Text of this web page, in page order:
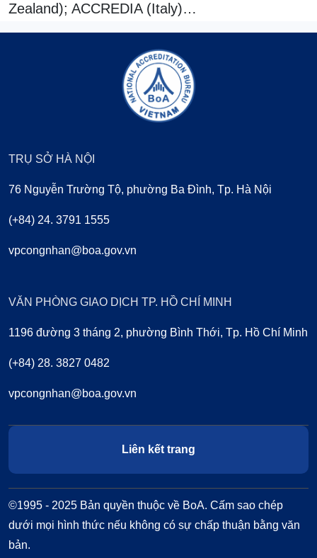
Zealand); ACCREDIA (Italy)…
TRỤ SỞ HÀ NỘI
76 Nguyễn Trường Tộ, phường Ba Đình, Tp. Hà Nội
(+84) 24. 3791 1555
vpcongnhan@boa.gov.vn
VĂN PHÒNG GIAO DỊCH TP. HỒ CHÍ MINH
1196 đường 3 tháng 2, phường Bình Thới, Tp. Hồ Chí Minh
(+84) 28. 3827 0482
vpcongnhan@boa.gov.vn
Liên kết trang
©1995 - 2025 Bản quyền thuộc về BoA. Cấm sao chép
dưới mọi hình thức nếu không có sự chấp thuận bằng văn
bản.